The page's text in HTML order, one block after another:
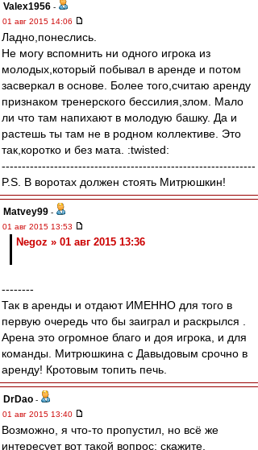
Valex1956 -
01 авг 2015 14:06
Ладно,понеслись.
Не могу вспомнить ни одного игрока из
молодых,который побывал в аренде и потом
засверкал в основе. Более того,считаю аренду
признаком тренерского бессилия,злом. Мало
ли что там напихают в молодую башку. Да и
растешь ты там не в родном коллективе. Это
так,коротко и без мата. :twisted:
---------------------------------------------------------------
P.S. В воротах должен стоять Митрюшкин!
Matvey99 -
01 авг 2015 13:53
Negoz » 01 авг 2015 13:36
--------
Так в аренды и отдают ИМЕННО для того в
первую очередь что бы заиграл и раскрылся .
Арена это огромное благо и доя игрока, и для
команды. Митрюшкина с Давыдовым срочно в
аренду! Кротовым топить печь.
DrDao -
01 авг 2015 13:40
Возможно, я что-то пропустил, но всё же
интересует вот такой вопрос: скажите,